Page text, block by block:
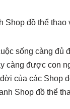
Shop đồ thể
sống càng đủ
càng được con
của các Shop
Shop đồ thể